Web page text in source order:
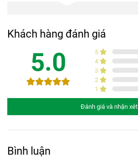
Khách hàng đánh giá
5.0 5
4
3
2
1
Đánh giá và nhận xét
Bình luận